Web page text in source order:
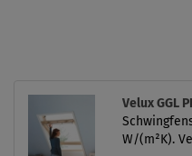
Velux GGL
W/(m²K).